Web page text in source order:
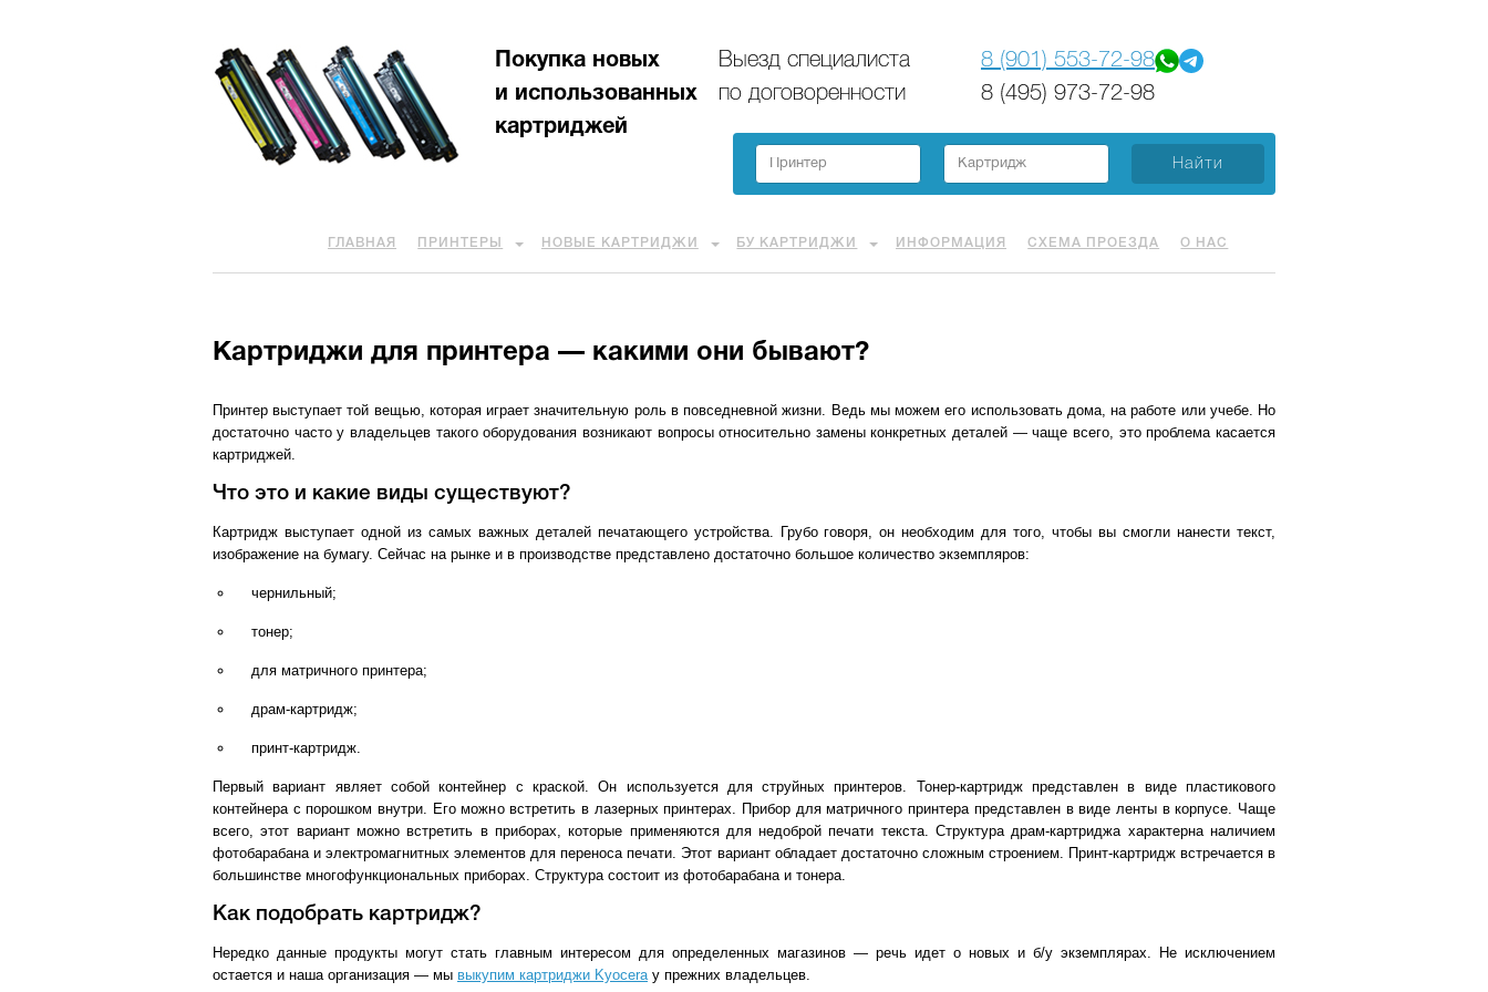
Покупка новых
и использованных
картриджей
Выезд специалиста
по договоренности
8 (901) 553-72-98
8 (495) 973-72-98
ГЛАВНАЯ ПРИНТЕРЫ НОВЫЕ КАРТРИДЖИ БУ КАРТРИДЖИ ИНФОРМАЦИЯ СХЕМА ПРОЕЗДА О НАС
Картриджи для принтера — какими они бывают?
Принтер выступает той вещью, которая играет значительную роль в повседневной жизни. Ведь мы можем его использовать дома, на работе или учебе. Но
достаточно часто у владельцев такого оборудования возникают вопросы относительно замены конкретных деталей — чаще всего, это проблема касается
картриджей.
Что это и какие виды существуют?
Картридж выступает одной из самых важных деталей печатающего устройства. Грубо говоря, он необходим для того, чтобы вы смогли нанести текст,
изображение на бумагу. Сейчас на рынке и в производстве представлено достаточно большое количество экземпляров:
чернильный;
тонер;
для матричного принтера;
драм-картридж;
принт-картридж.
Первый вариант являет собой контейнер с краской. Он используется для струйных принтеров. Тонер-картридж представлен в виде пластикового
контейнера с порошком внутри. Его можно встретить в лазерных принтерах. Прибор для матричного принтера представлен в виде ленты в корпусе. Чаще
всего, этот вариант можно встретить в приборах, которые применяются для недоброй печати текста. Структура драм-картриджа характерна наличием
фотобарабана и электромагнитных элементов для переноса печати. Этот вариант обладает достаточно сложным строением. Принт-картридж встречается в
большинстве многофункциональных приборах. Структура состоит из фотобарабана и тонера.
Как подобрать картридж?
Нередко данные продукты могут стать главным интересом для определенных магазинов — речь идет о новых и б/у экземплярах. Не исключением
остается и наша организация — мы выкупим картриджи Kyoceraу прежних владельцев.